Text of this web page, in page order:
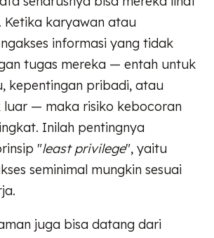
Ketika karyawan atau
informasi yang tidak
tugas mereka — entah untuk
kepentingan pribadi, atau
luar — maka risiko kebocoran
Inilah pentingnya
"least privilege", yaitu
seminimal mungkin sesuai
juga bisa datang dari